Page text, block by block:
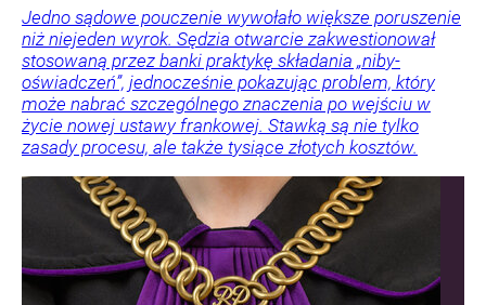
Jedno sądowe pouczenie wywołało większe poruszenie
niż niejeden wyrok. Sędzia otwarcie zakwestionował
stosowaną przez banki praktykę składania „niby-
oświadczeń”, jednocześnie pokazując problem, który
może nabrać szczególnego znaczenia po wejściu w
życie nowej ustawy frankowej. Stawką są nie tylko
zasady procesu, ale także tysiące złotych kosztów.